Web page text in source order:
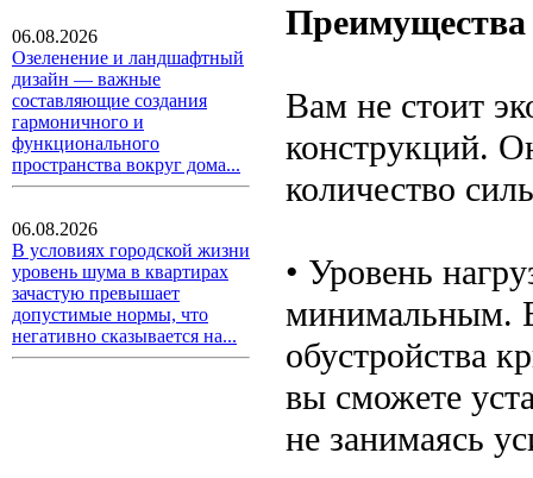
06.08.2026
Озеленение и ландшафтный
дизайн — важные
составляющие создания
гармоничного и
функционального
пространства вокруг дома...
06.08.2026
В условиях городской жизни
уровень шума в квартирах
зачастую превышает
допустимые нормы, что
негативно сказывается на...
Вам не стоит
конструкций.
количество
• Уровень
минимальным.
обустройства
вы сможете
не занимаясь